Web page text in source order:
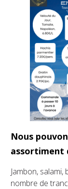
Nous
assortiment
Jambon,
nombre de